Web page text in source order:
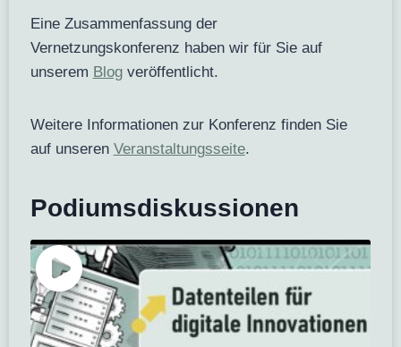
Eine Zusammenfassung der
Vernetzungskonferenz haben wir für Sie auf
unserem Blogveröffentlicht.
Weitere Informationen zur Konferenz finden Sie
auf unseren Veranstaltungsseite.
Podiumsdiskussionen